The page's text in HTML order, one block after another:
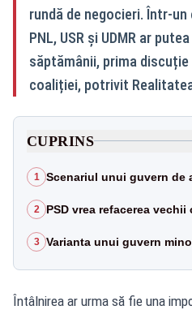
rundă de negocieri. Într-
PNL, USR și UDMR ar
săptămânii, prima
coaliției, potrivit
CUPRINS
1 Scenariul unui guvern de
2 PSD vrea refacerea
3 Varianta unui guvern
Întâlnirea ar urma să fie una